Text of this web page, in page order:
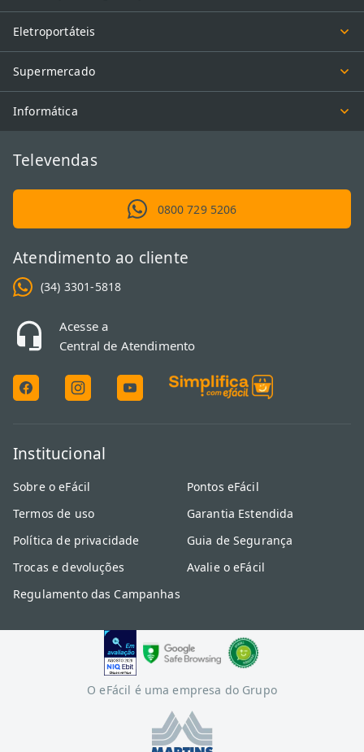
Eletroportáteis
Supermercado
Informática
Televendas
0800 729 5206
Atendimento ao cliente
(34) 3301-5818
Acesse a
Central de Atendimento
Institucional
Sobre o eFácil
Termos de uso
Política de privacidade
Trocas e devoluções
Regulamento das Campanhas
Pontos eFácil
Garantia Estendida
Guia de Segurança
Avalie o eFácil
O eFácil é uma empresa do Grupo